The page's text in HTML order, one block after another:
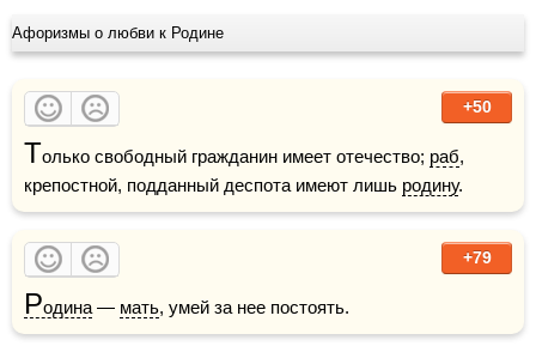
Афоризмы о любви к Родине
+50
Только свободный гражданин имеет отечество; раб,
крепостной, подданный деспота имеют лишь родину.
+79
Родина — мать, умей за нее постоять.